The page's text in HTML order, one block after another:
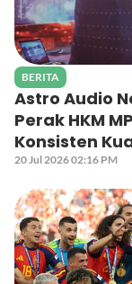
BERITA
Astro Audio
Perak HKM
Konsisten
20 Jul 2026 02:16 PM